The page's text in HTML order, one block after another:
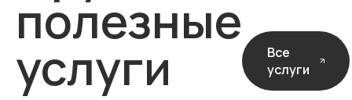
полезные
услуги
Все
услуги